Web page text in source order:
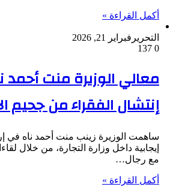
أكمل القراءة »
التحرير فبراير 21, 2026
0
معالي الوزيرة منت
إنتشال الفقراء من جحيم
ساهمت الوزيرة زينب منت أحمد ناه في
إيجابية داخل وزارة التجارة، من خلال
مع رجال…
أكمل القراءة »